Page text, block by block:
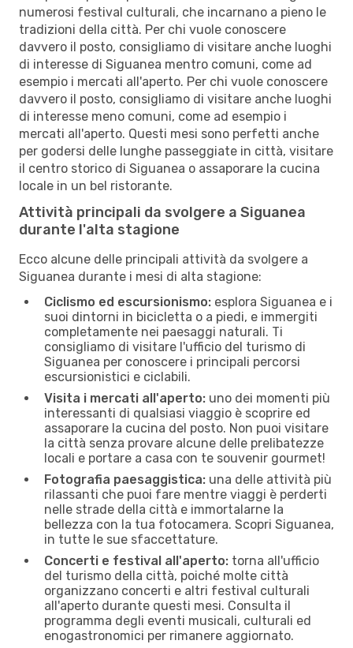
numerosi festival culturali, che incarnano a pieno le
tradizioni della città. Per chi vuole conoscere
davvero il posto, consigliamo di visitare anche luoghi
di interesse di Siguanea mentro comuni, come ad
esempio i mercati all'aperto. Per chi vuole conoscere
davvero il posto, consigliamo di visitare anche luoghi
di interesse meno comuni, come ad esempio i
mercati all'aperto. Questi mesi sono perfetti anche
per godersi delle lunghe passeggiate in città, visitare
il centro storico di Siguanea o assaporare la cucina
locale in un bel ristorante.
Attività principali da svolgere a Siguanea
durante l'alta stagione
Ecco alcune delle principali attività da svolgere a
Siguanea durante i mesi di alta stagione:
Ciclismo ed escursionismo: esplora Siguanea e i
suoi dintorni in bicicletta o a piedi, e immergiti
completamente nei paesaggi naturali. Ti
consigliamo di visitare l'ufficio del turismo di
Siguanea per conoscere i principali percorsi
escursionistici e ciclabili.
Visita i mercati all'aperto: uno dei momenti più
interessanti di qualsiasi viaggio è scoprire ed
assaporare la cucina del posto. Non puoi visitare
la città senza provare alcune delle prelibatezze
locali e portare a casa con te souvenir gourmet!
Fotografia paesaggistica: una delle attività più
rilassanti che puoi fare mentre viaggi è perderti
nelle strade della città e immortalarne la
bellezza con la tua fotocamera. Scopri Siguanea,
in tutte le sue sfaccettature.
Concerti e festival all'aperto: torna all'ufficio
del turismo della città, poiché molte città
organizzano concerti e altri festival culturali
all'aperto durante questi mesi. Consulta il
programma degli eventi musicali, culturali ed
enogastronomici per rimanere aggiornato.